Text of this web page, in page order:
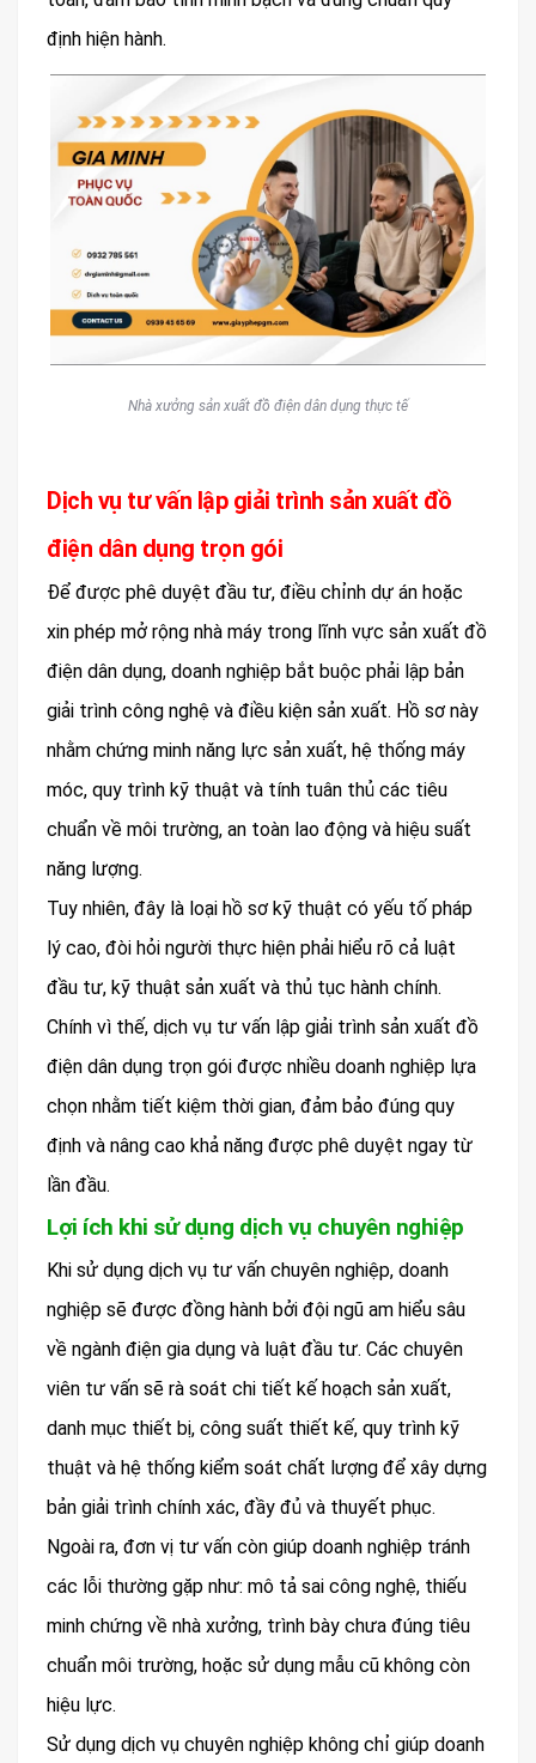
định hiện hành.
Nhà xưởng sản xuất đồ điện dân dụng thực tế
Dịch vụ tư vấn lập giải trình sản xuất đồ
điện dân dụng trọn gói
Để được phê duyệt đầu tư, điều chỉnh dự án hoặc
xin phép mở rộng nhà máy trong lĩnh vực sản xuất đồ
điện dân dụng, doanh nghiệp bắt buộc phải lập bản
giải trình công nghệ và điều kiện sản xuất. Hồ sơ này
nhằm chứng minh năng lực sản xuất, hệ thống máy
móc, quy trình kỹ thuật và tính tuân thủ các tiêu
chuẩn về môi trường, an toàn lao động và hiệu suất
năng lượng.
Tuy nhiên, đây là loại hồ sơ kỹ thuật có yếu tố pháp
lý cao, đòi hỏi người thực hiện phải hiểu rõ cả luật
đầu tư, kỹ thuật sản xuất và thủ tục hành chính.
Chính vì thế, dịch vụ tư vấn lập giải trình sản xuất đồ
điện dân dụng trọn gói được nhiều doanh nghiệp lựa
chọn nhằm tiết kiệm thời gian, đảm bảo đúng quy
định và nâng cao khả năng được phê duyệt ngay từ
lần đầu.
Lợi ích khi sử dụng dịch vụ chuyên nghiệp
Khi sử dụng dịch vụ tư vấn chuyên nghiệp, doanh
nghiệp sẽ được đồng hành bởi đội ngũ am hiểu sâu
về ngành điện gia dụng và luật đầu tư. Các chuyên
viên tư vấn sẽ rà soát chi tiết kế hoạch sản xuất,
danh mục thiết bị, công suất thiết kế, quy trình kỹ
thuật và hệ thống kiểm soát chất lượng để xây dựng
bản giải trình chính xác, đầy đủ và thuyết phục.
Ngoài ra, đơn vị tư vấn còn giúp doanh nghiệp tránh
các lỗi thường gặp như: mô tả sai công nghệ, thiếu
minh chứng về nhà xưởng, trình bày chưa đúng tiêu
chuẩn môi trường, hoặc sử dụng mẫu cũ không còn
hiệu lực.
Sử dụng dịch vụ chuyên nghiệp không chỉ giúp doanh